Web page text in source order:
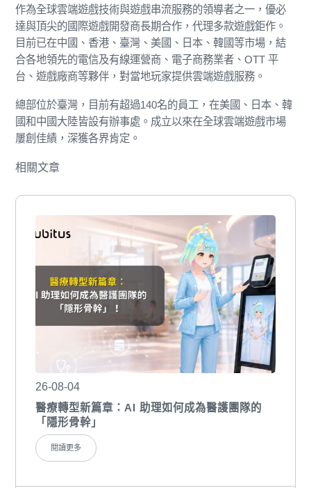
作為全球雲端遊戲技術與遊戲串流服務的領導者之一，優必
達與頂尖的國際遊戲開發商長期合作，代理多款遊戲鉅作。
目前已在中國、香港、臺灣、美國、日本、韓國等市場，結
合各地領先的電信及有線運營商、電子商務業者、OTT 平
台、遊戲廠商等夥伴，對當地玩家提供雲端遊戲服務。
總部位於臺灣，目前有超過140名的員工，在美國、日本、韓
國和中國大陸皆設有辦事處。成立以來在全球雲端遊戲市場
屢創佳績，深獲各界肯定。
相關文章
26-08-04
醫療轉型新篇章：AI 助理如何成為醫護團隊的
「隱形骨幹」
閱讀更多